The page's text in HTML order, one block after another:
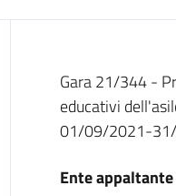
Dati del
Gara 21/344 -
educativi
01/09/2021-
Ente appaltante